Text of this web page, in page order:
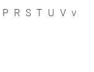
P R S T U V v